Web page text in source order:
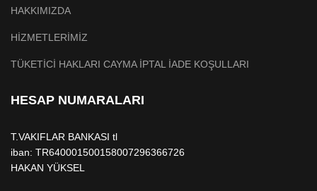
HAKKIMIZDA
HİZMETLERİMİZ
TÜKETİCİ HAKLARI CAYMA İPTAL İADE KOŞULLARI
HESAP NUMARALARI
T.VAKIFLAR BANKASI tl
iban: TR640001500158007296366726
HAKAN YÜKSEL